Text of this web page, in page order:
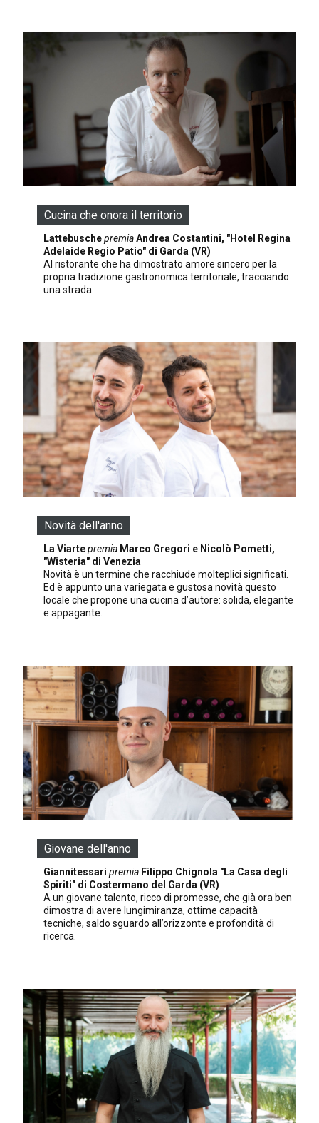
Cucina che onora il territorio
LattebuschepremiaAndrea Costantini, "Hotel Regina
Adelaide Regio Patio" di Garda (VR)
Al ristorante che ha dimostrato amore sincero per la
propria tradizione gastronomica territoriale, tracciando
una strada.
Novità dell'anno
La Viartepremia Marco Gregori e Nicolò Pometti,
"Wisteria" di Venezia
Novità è un termine che racchiude molteplici significati.
Ed è appunto una variegata e gustosa novità questo
locale che propone una cucina d’autore: solida, elegante
e appagante.
Giovane dell'anno
Giannitessari premia Filippo Chignola "La Casa degli
Spiriti" di Costermano del Garda (VR)
A un giovane talento, ricco di promesse, che già ora ben
dimostra di avere lungimiranza, ottime capacità
tecniche, saldo sguardo all’orizzonte e profondità di
ricerca.